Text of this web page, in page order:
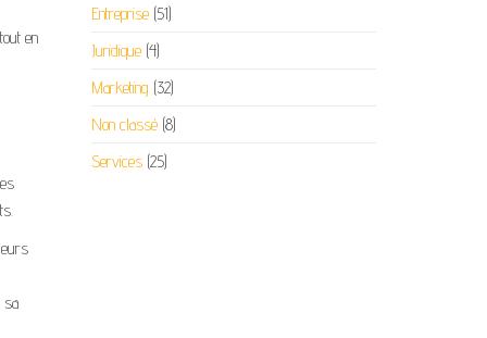
en
sa
Entreprise(51)
Juridique(4)
Marketing (32)
Non classé(8)
Services(25)